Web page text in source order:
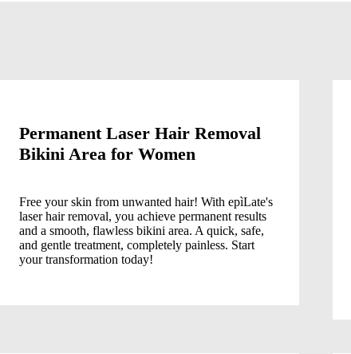
Permanent Laser Hair Removal
Bikini Area for Women
Free your skin from unwanted hair! With epìLate's
laser hair removal, you achieve permanent results
and a smooth, flawless bikini area. A quick, safe,
and gentle treatment, completely painless. Start
your transformation today!